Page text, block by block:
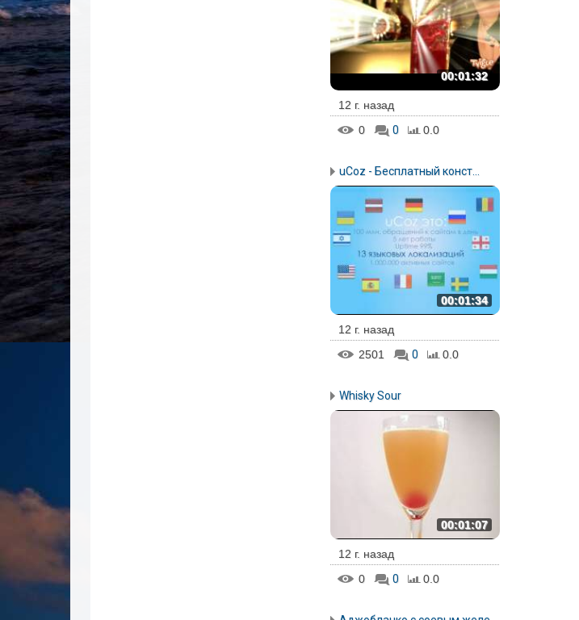
00:01:32
12 г. назад
0
0 0.0
uCoz - Бесплатный конст...
00:01:34
12 г. назад
2501
0 0.0
Whisky Sour
00:01:07
12 г. назад
0
0 0.0